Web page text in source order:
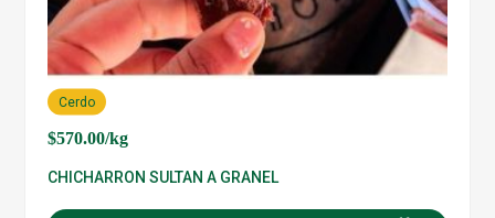
$570.00/kg
Cerdo
CHICHARRON SULTAN A GRANEL